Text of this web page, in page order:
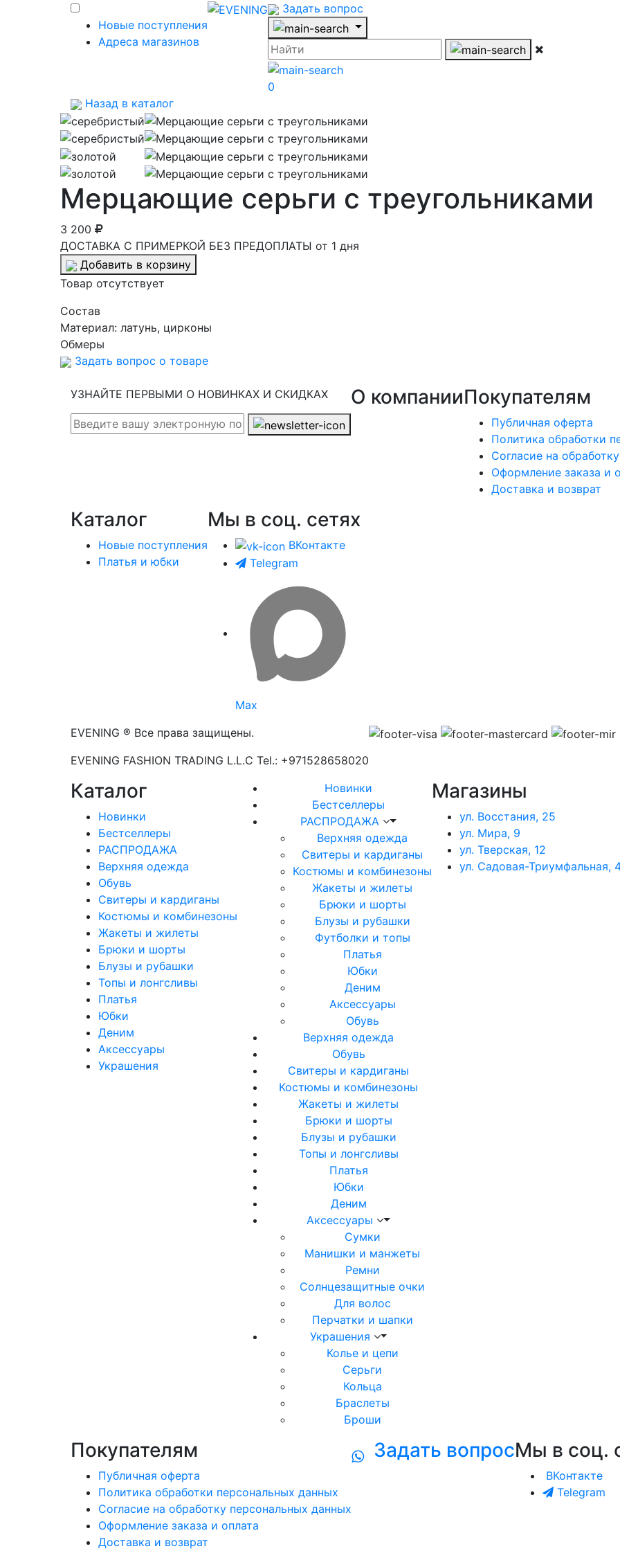
Новые поступления
Адреса магазинов
Задать вопрос
0
Назад в каталог
Мерцающие серьги с треугольниками
3 200
ДОСТАВКА С ПРИМЕРКОЙ БЕЗ ПРЕДОПЛАТЫ от 1 дня
Добавить в корзину
Товар отсутствует
Cостав
Материал: латунь, цирконы
Обмеры
Задать вопрос о товаре
УЗНАЙТЕ ПЕРВЫМИ О НОВИНКАХ И СКИДКАХ О компанииПокупателям
Публичная оферта
Политика обработки
Согласие на
Оформление заказа и
Доставка и возврат
Каталог
Новые поступления
Платья и юбки
Мы в соц. сетях
ВКонтакте
Telegram
Max
EVENING ® Все права защищены.
EVENING FASHION TRADING L.L.C Tel.: +971528658020
Каталог
Новинки
Бестселлеры
РАСПРОДАЖА
Верхняя одежда
Обувь
Свитеры и кардиганы
Костюмы и комбинезоны
Жакеты и жилеты
Брюки и шорты
Блузы и рубашки
Топы и лонгсливы
Платья
Юбки
Деним
Аксессуары
Украшения
Новинки
Бестселлеры
РАСПРОДАЖА
Верхняя одежда
Свитеры и кардиганы
Костюмы и комбинезоны
Жакеты и жилеты
Брюки и шорты
Блузы и рубашки
Футболки и топы
Платья
Юбки
Деним
Аксессуары
Обувь
Верхняя одежда
Обувь
Свитеры и кардиганы
Костюмы и комбинезоны
Жакеты и жилеты
Брюки и шорты
Блузы и рубашки
Топы и лонгсливы
Платья
Юбки
Деним
Аксессуары
Сумки
Манишки и манжеты
Ремни
Солнцезащитные очки
Для волос
Перчатки и шапки
Украшения
Колье и цепи
Серьги
Кольца
Браслеты
Броши
Магазины
ул. Восстания, 25
ул. Мира, 9
ул. Тверская, 12
ул. Садовая-Триумфальная,
Покупателям
Публичная оферта
Политика обработки персональных данных
Согласие на обработку персональных данных
Оформление заказа и оплата
Доставка и возврат
Задать вопросМы в соц.
ВКонтакте
Telegram